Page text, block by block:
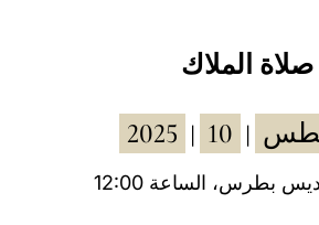
صلاة الملاك
2025 10
بطرس، الساعة 12:00